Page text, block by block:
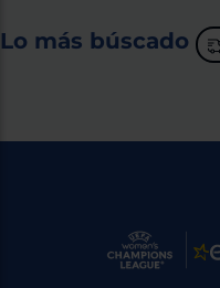
Lo más búscado